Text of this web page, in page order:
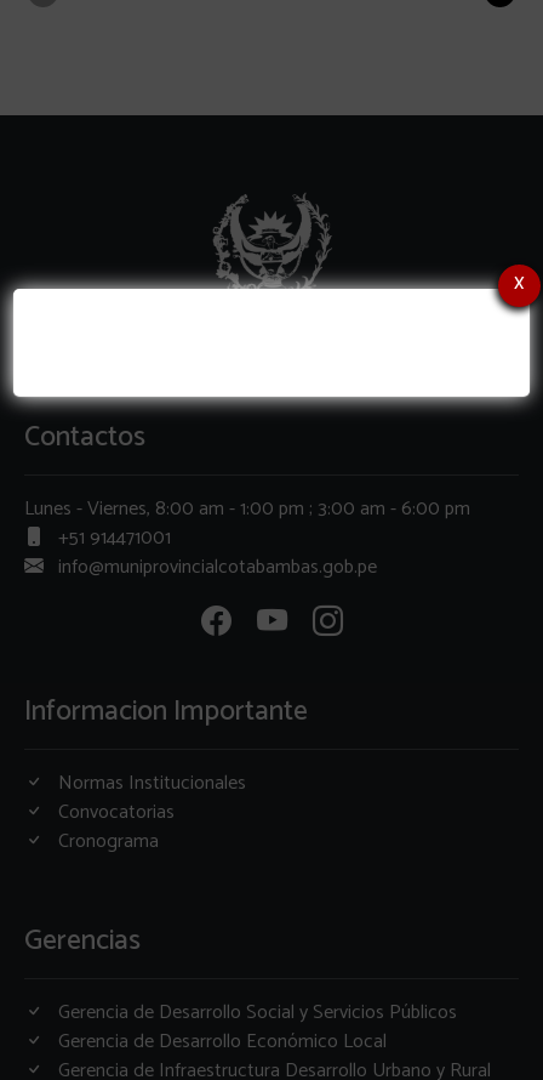
x
Contactos
Lunes - Viernes, 8:00 am - 1:00 pm ; 3:00 am - 6:00 pm
+51 914471001
info@muniprovincialcotabambas.gob.pe
Informacion Importante
Normas Institucionales
Convocatorias
Cronograma
Gerencias
Gerencia de Desarrollo Social y Servicios Públicos
Gerencia de Desarrollo Económico Local
Gerencia de Infraestructura Desarrollo Urbano y Rural